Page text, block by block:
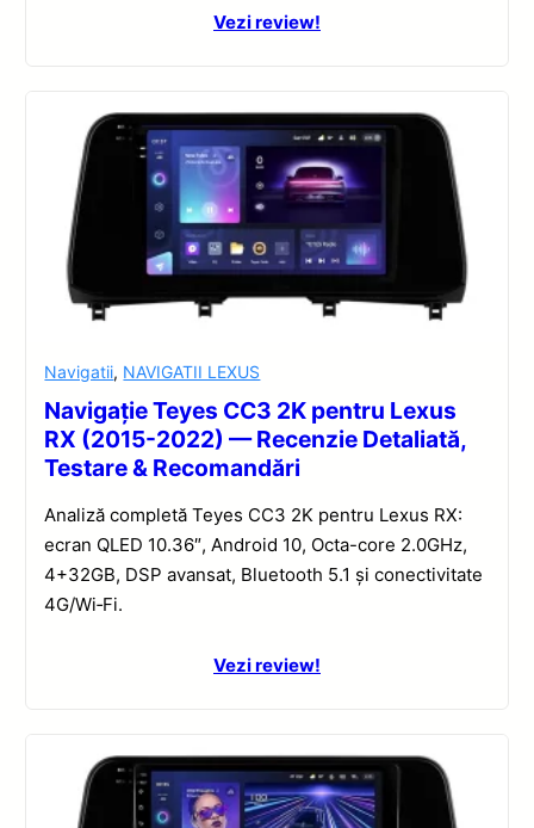
Vezi review!
Navigatii, NAVIGATII LEXUS
Navigație Teyes CC3 2K pentru Lexus
RX (2015-2022) — Recenzie Detaliată,
Testare & Recomandări
Analiză completă Teyes CC3 2K pentru Lexus RX:
ecran QLED 10.36″, Android 10, Octa-core 2.0GHz,
4+32GB, DSP avansat, Bluetooth 5.1 și conectivitate
4G/Wi‑Fi.
Vezi review!